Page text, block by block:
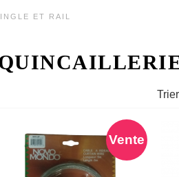
ET RAIL
Vente